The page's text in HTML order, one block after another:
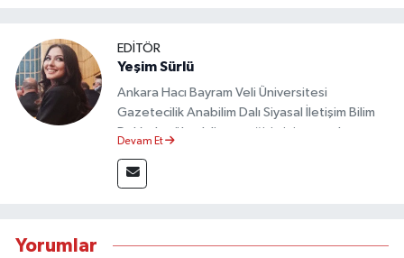
EDİTÖR
Yeşim Sürlü
Ankara Hacı Bayram Veli Üniversitesi
Gazetecilik Anabilim Dalı Siyasal İletişim Bilim
Dalı’nda yüksek lisans eğitimini tamamlamıştır.
akademik çalışmalar gerçekleştirmiştir.
Taşköprü Postası internet haber sitesinde
Devam Et
Yorumlar